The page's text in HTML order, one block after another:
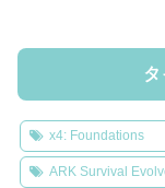
x4: Foundations
ARK Survival